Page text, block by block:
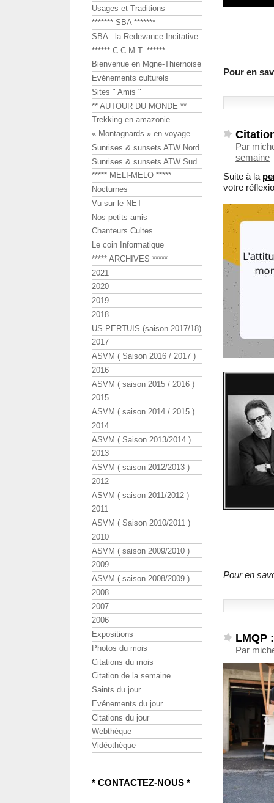
Pour en
Par
semaine
Suite à la
votre
Pour en
LMQP
Par
Usages et Traditions
******* SBA *******
SBA : la Redevance Incitative
****** C.C.M.T. ******
Bienvenue en Mgne-Thiernoise
Evénements culturels
Sites " Amis "
** AUTOUR DU MONDE **
Trekking en amazonie
« Montagnards » en voyage
Sunrises & sunsets ATW Nord
Sunrises & sunsets ATW Sud
***** MELI-MELO *****
Nocturnes
Vu sur le NET
Nos petits amis
Chanteurs Cultes
Le coin Informatique
***** ARCHIVES *****
2021
2020
2019
2018
US PERTUIS (saison 2017/18)
2017
ASVM ( Saison 2016 / 2017 )
2016
ASVM ( saison 2015 / 2016 )
2015
ASVM ( saison 2014 / 2015 )
2014
ASVM ( Saison 2013/2014 )
2013
ASVM ( saison 2012/2013 )
2012
ASVM ( saison 2011/2012 )
2011
ASVM ( Saison 2010/2011 )
2010
ASVM ( saison 2009/2010 )
2009
ASVM ( saison 2008/2009 )
2008
2007
2006
Expositions
Photos du mois
Citations du mois
Citation de la semaine
Saints du jour
Evénements du jour
Citations du jour
Webthèque
Vidéothèque
* CONTACTEZ-NOUS *